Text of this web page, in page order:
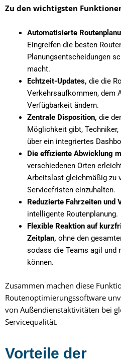
Zu den wichtigsten
Automatisierte
Eingreifen die besten
Planungsentscheidungen
macht.
Echtzeit-Updates, die die
Verkehrsaufkommen, dem
Verfügbarkeit ändern.
Zentrale Disposition, die
Möglichkeit gibt,
über ein integriertes
Die effiziente Abwicklung
verschiedenen Orten
Arbeitslast gleichmäßig zu
Servicefristen einzuhalten.
Reduzierte Fahrzeiten und
intelligente Routenplanung.
Flexible Reaktion auf
Zeitplan, ohne den
sodass die Teams agil und
können.
Zusammen machen diese
Routenoptimierungssoftware
von Außendienstaktivitäten bei
Servicequalität.
Vorteile der